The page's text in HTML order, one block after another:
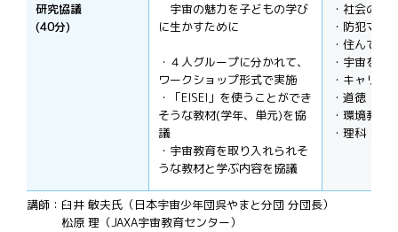
研究協議
(40分)
宇宙の魅力を子どもの学び
に生かすために
・４人グループに分かれて、
ワークショップ形式で実施
・「EISEI」を使うことができ
そうな教材(学年、単元)を協
議
・宇宙教育を取り入れられそ
うな教材と学ぶ内容を協議
・社会の土
・防犯マッ
・住んでい
・宇宙を題
・キャリア
・道徳：は
・環境教育
・理科：天
講師：臼井 敏夫氏（日本宇宙少年団呉やまと分団 分団長）
松原 理（JAXA宇宙教育センター）